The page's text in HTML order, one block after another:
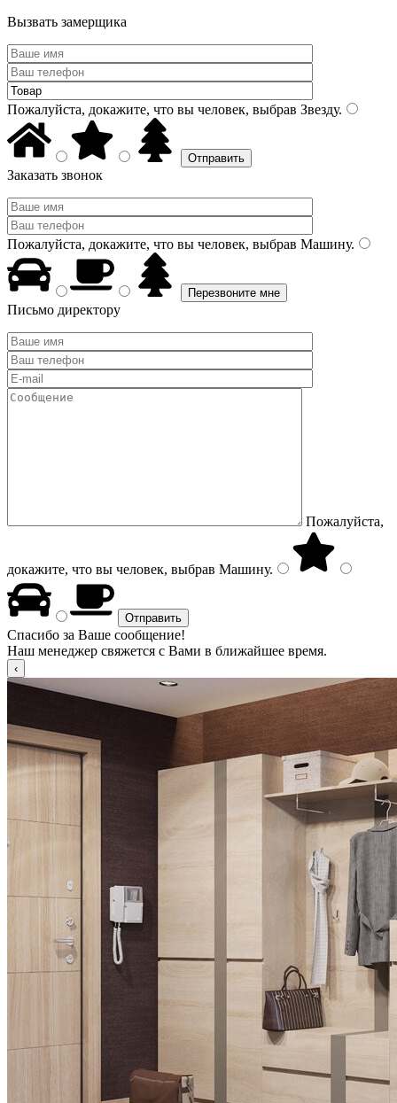
Вызвать замерщика
Пожалуйста, докажите, что вы человек, выбрав Звезду.
Заказать звонок
Пожалуйста, докажите, что вы человек, выбрав Машину.
Письмо директору
Пожалуйста,
докажите, что вы человек, выбрав Машину.
Спасибо за Ваше сообщение!
Наш менеджер свяжется с Вами в ближайшее время.